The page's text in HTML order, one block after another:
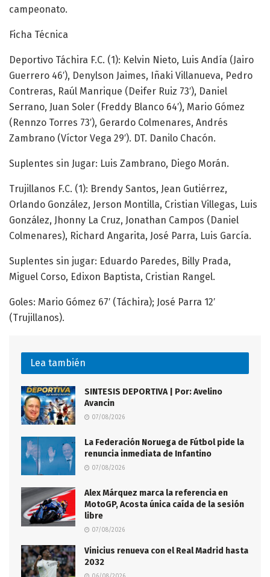
campeonato.
Ficha Técnica
Deportivo Táchira F.C. (1): Kelvin Nieto, Luis Andía (Jairo
Guerrero 46′), Denylson Jaimes, Iñaki Villanueva, Pedro
Contreras, Raúl Manrique (Deifer Ruiz 73′), Daniel
Serrano, Juan Soler (Freddy Blanco 64′), Mario Gómez
(Rennzo Torres 73′), Gerardo Colmenares, Andrés
Zambrano (Víctor Vega 29′). DT. Danilo Chacón.
Suplentes sin Jugar: Luis Zambrano, Diego Morán.
Trujillanos F.C. (1): Brendy Santos, Jean Gutiérrez,
Orlando González, Jerson Montilla, Cristian Villegas, Luis
González, Jhonny La Cruz, Jonathan Campos (Daniel
Colmenares), Richard Angarita, José Parra, Luis García.
Suplentes sin jugar: Eduardo Paredes, Billy Prada,
Miguel Corso, Edixon Baptista, Cristian Rangel.
Goles: Mario Gómez 67′ (Táchira); José Parra 12′
(Trujillanos).
Lea también
SINTESIS DEPORTIVA | Por: Avelino
Avancin
07/08/2026
La Federación Noruega de Fútbol pide la
renuncia inmediata de Infantino
07/08/2026
Alex Márquez marca la referencia en
MotoGP, Acosta única caída de la sesión
libre
07/08/2026
Vinicius renueva con el Real Madrid hasta
2032